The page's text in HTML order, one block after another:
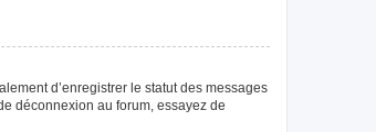
d’enregistrer le statut des messages
déconnexion au forum, essayez de